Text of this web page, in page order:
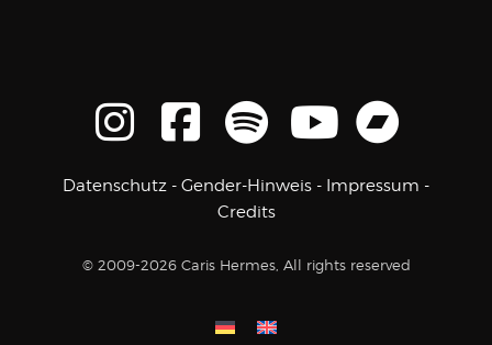
Datenschutz - Gender-Hinweis - Impressum -
Credits
© 2009-2026 Caris Hermes, All rights reserved